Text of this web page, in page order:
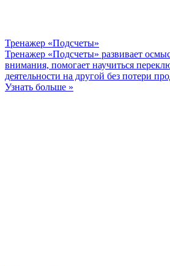
Тренажер «Подсчеты»
Тренажер «Подсчеты» развивает
внимания, помогает научиться
деятельности на другой без потери
Узнать больше »